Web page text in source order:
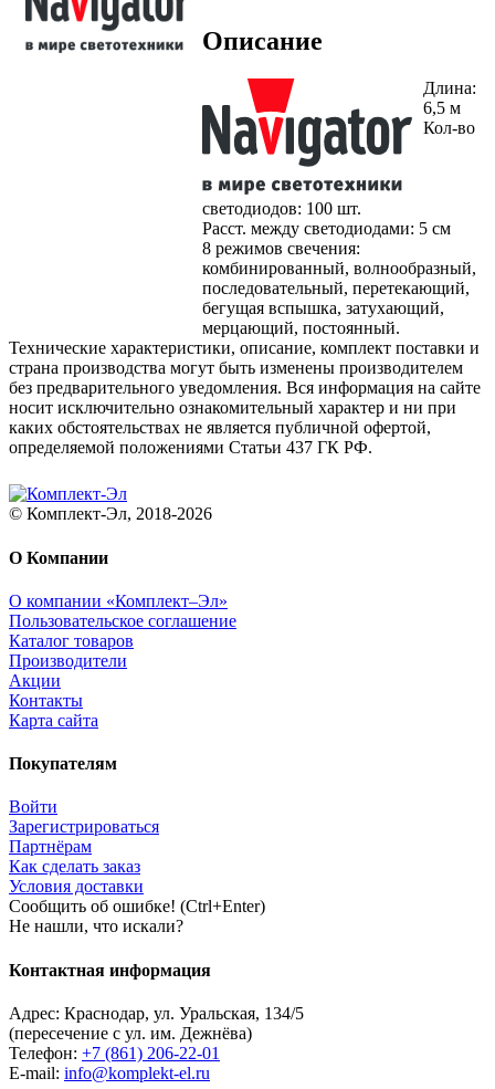
Описание
Длина:
6,5 м
Кол-во
светодиодов: 100 шт.
Расст. между светодиодами: 5 см
8 режимов свечения:
комбинированный, волнообразный,
последовательный, перетекающий,
бегущая вспышка, затухающий,
мерцающий, постоянный.
Технические характеристики, описание, комплект поставки и
страна производства могут быть изменены производителем
без предварительного уведомления. Вся информация на сайте
носит исключительно ознакомительный характер и ни при
каких обстоятельствах не является публичной офертой,
определяемой положениями Статьи 437 ГК РФ.
© Комплект-Эл, 2018-2026
О Компании
О компании «Комплект–Эл»
Пользовательское соглашение
Каталог товаров
Производители
Акции
Контакты
Карта сайта
Покупателям
Войти
Зарегистрироваться
Партнёрам
Как сделать заказ
Условия доставки
Сообщить об ошибке! (Ctrl+Enter)
Не нашли, что искали?
Контактная информация
Адрес: Краснодар, ул. Уральская, 134/5
(пересечение с ул. им. Дежнёва)
Телефон: +7 (861) 206-22-01
E-mail: info@komplekt-el.ru